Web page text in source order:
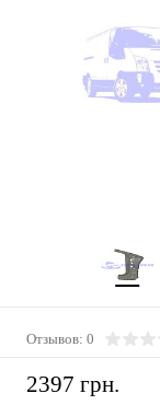
Отзывов: 0
2397 грн.